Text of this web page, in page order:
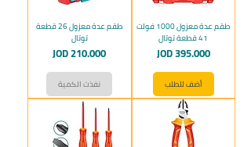
طقم عدة معزول 1000 فولت
41 قطعة توتال
السعر
JOD 395.000
أضف للطلب
طقم عدة معزول 26 قطعة
توتال
السعر
JOD 210.000
نفذت الكمية